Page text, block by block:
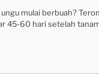
mulai berbuah?
45-60 hari setelah